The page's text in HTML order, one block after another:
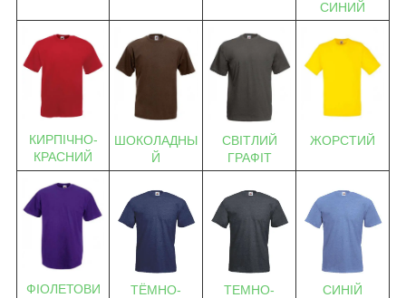
СИНИЙ
КИРПІЧНО-
КРАСНИЙ
ШОКОЛАДНЫ
Й
СВІТЛИЙ
ГРАФІТ
ЖОРСТИЙ
ФІОЛЕТОВИ
ТЁМНО-
ТЕМНО-
СИНІЙ